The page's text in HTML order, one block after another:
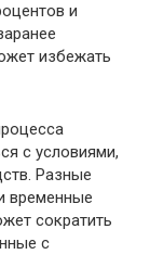
и
избежать
с условиями,
Разные
временные
сократить
с